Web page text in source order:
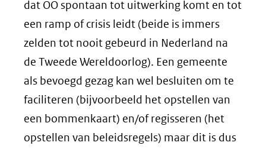
dat OO spontaan tot uitwerking komt en tot
een ramp of crisis leidt (beide is immers
zelden tot nooit gebeurd in Nederland na
de Tweede Wereldoorlog). Een gemeente
als bevoegd gezag kan wel besluiten om te
faciliteren (bijvoorbeeld het opstellen van
een bommenkaart) en/of regisseren (het
opstellen van beleidsregels) maar dit is dus